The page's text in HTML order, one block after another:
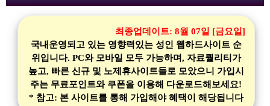
최종업데이트: 8월 07일 [금요일]
국내운영되고 있는 영향력있는 성인 웹하드사이트 순
위입니다. PC와 모바일 모두 가능하며, 자료퀄리티가
높고, 빠른 신규 및 노제휴사이트들로 모았으니 가입시
주는 무료포인트와 쿠폰을 이용해 다운로드해보세요!
* 참고: 본 사이트를 통해 가입해야 혜택이 해당됩니다